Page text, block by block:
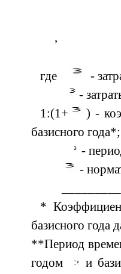
,
где
-
-
1:(1+
) -
базисного года*;
-
-
*
базисного года
**Период
годом
и